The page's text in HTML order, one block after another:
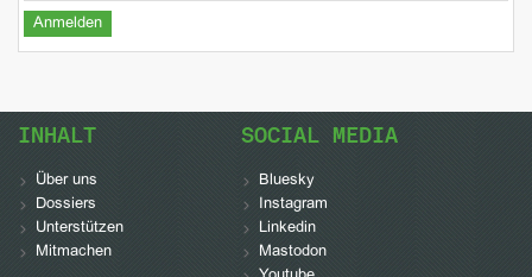
INHALT
Über uns
Dossiers
Unterstützen
Mitmachen
SOCIAL MEDIA
Bluesky
Instagram
Linkedin
Mastodon